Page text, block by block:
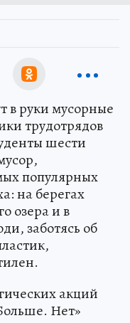
в руки мусорные
трудотрядов
шести
популярных
на берегах
озера и в
заботясь об
акций
Нет»